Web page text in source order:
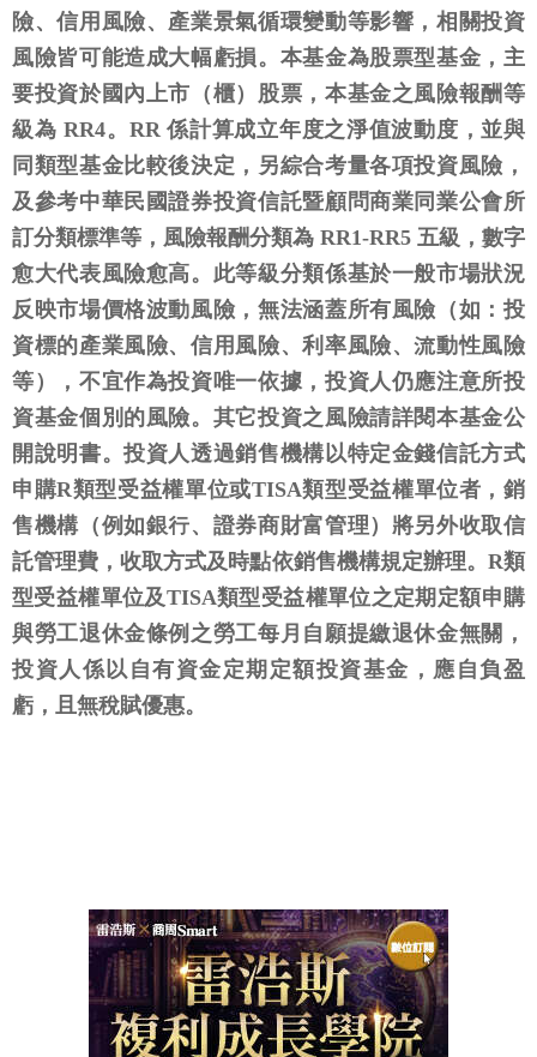
險、信用風險、產業景氣循環變動等影響，相關投資
風險皆可能造成大幅虧損。本基金為股票型基金，主
要投資於國內上市（櫃）股票，本基金之風險報酬等
級為 RR4。RR 係計算成立年度之淨值波動度，並與
同類型基金比較後決定，另綜合考量各項投資風險，
及參考中華民國證券投資信託暨顧問商業同業公會所
訂分類標準等，風險報酬分類為 RR1-RR5 五級，數字
愈大代表風險愈高。此等級分類係基於一般市場狀況
反映市場價格波動風險，無法涵蓋所有風險（如：投
資標的產業風險、信用風險、利率風險、流動性風險
等），不宜作為投資唯一依據，投資人仍應注意所投
資基金個別的風險。其它投資之風險請詳閱本基金公
開說明書。投資人透過銷售機構以特定金錢信託方式
申購R類型受益權單位或TISA類型受益權單位者，銷
售機構（例如銀行、證券商財富管理）將另外收取信
託管理費，收取方式及時點依銷售機構規定辦理。R類
型受益權單位及TISA類型受益權單位之定期定額申購
與勞工退休金條例之勞工每月自願提繳退休金無關，
投資人係以自有資金定期定額投資基金，應自負盈
虧，且無稅賦優惠。